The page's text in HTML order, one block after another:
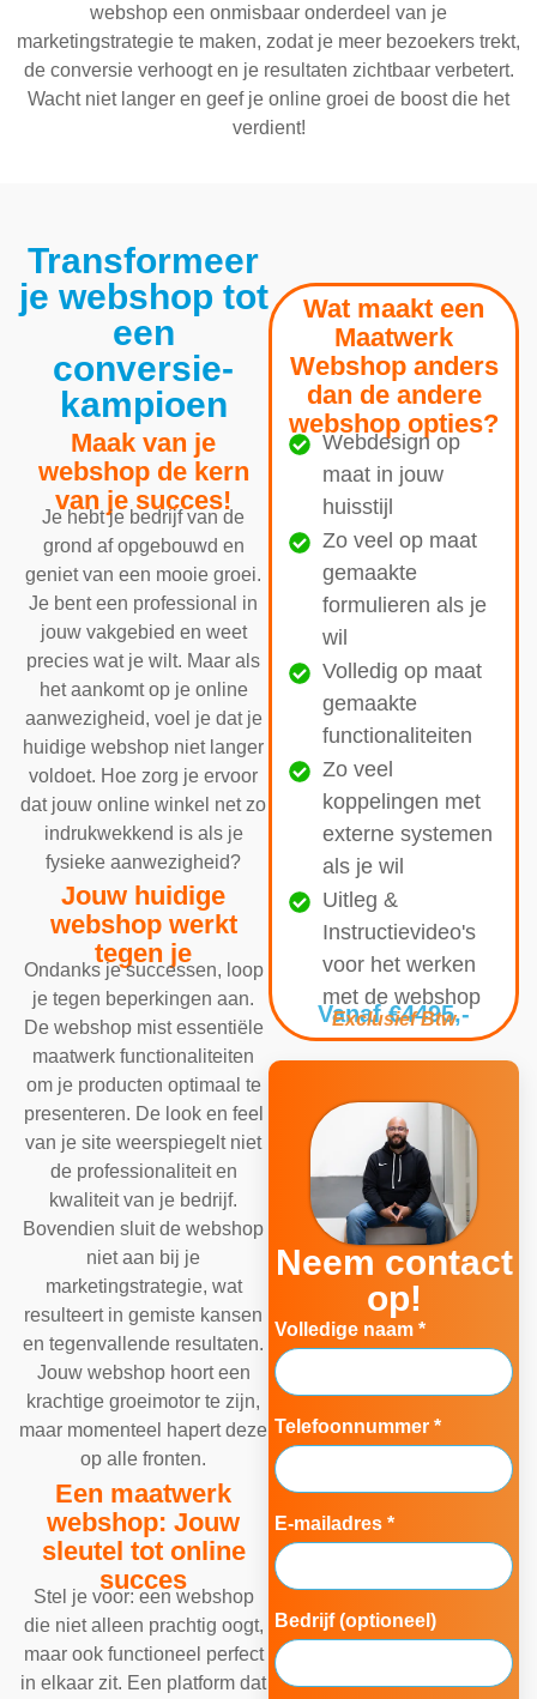
webshop een onmisbaar onderdeel van je
marketingstrategie te maken, zodat je meer bezoekers trekt,
de conversie verhoogt en je resultaten zichtbaar verbetert.
Wacht niet langer en geef je online groei de boost die het
verdient!
Transformeer
je webshop tot
een
conversie-
kampioen
Maak van je
webshop de kern
van je succes!
Je hebt je bedrijf van de
grond af opgebouwd en
geniet van een mooie groei.
Je bent een professional in
jouw vakgebied en weet
precies wat je wilt. Maar als
het aankomt op je online
aanwezigheid, voel je dat je
huidige webshop niet langer
voldoet. Hoe zorg je ervoor
dat jouw online winkel net zo
indrukwekkend is als je
fysieke aanwezigheid?
Jouw huidige
webshop werkt
tegen je
Ondanks je successen, loop
je tegen beperkingen aan.
De webshop mist essentiële
maatwerk functionaliteiten
om je producten optimaal te
presenteren. De look en feel
van je site weerspiegelt niet
de professionaliteit en
kwaliteit van je bedrijf.
Bovendien sluit de webshop
niet aan bij je
marketingstrategie, wat
resulteert in gemiste kansen
en tegenvallende resultaten.
Jouw webshop hoort een
krachtige groeimotor te zijn,
maar momenteel hapert deze
op alle fronten.
Een maatwerk
webshop: Jouw
sleutel tot online
succes
Stel je voor: een webshop
die niet alleen prachtig oogt,
maar ook functioneel perfect
in elkaar zit. Een platform dat
Wat maakt een
Maatwerk
Webshop anders
dan de andere
webshop opties?
Webdesign op
maat in jouw
huisstijl
Zo veel op maat
gemaakte
formulieren als je
wil
Volledig op maat
gemaakte
functionaliteiten
Zo veel
koppelingen met
externe systemen
als je wil
Uitleg &
Instructievideo's
voor het werken
met de webshop
Vanaf €4495,-
Exclusief Btw
Neem contact
op!
Volledige naam *
Telefoonnummer *
E-mailadres *
Bedrijf (optioneel)